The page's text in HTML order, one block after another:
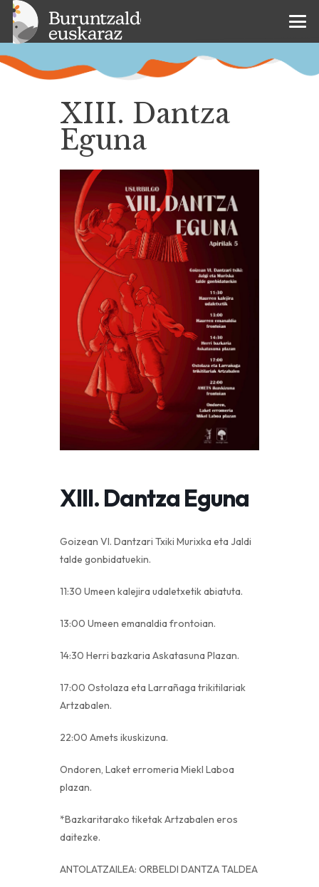
XIII. Dantza
Eguna
XIII. Dantza Eguna
Goizean VI. Dantzari Txiki Murixka eta Jaldi
talde gonbidatuekin.
11:30 Umeen kalejira udaletxetik abiatuta.
13:00 Umeen emanaldia frontoian.
14:30 Herri bazkaria Askatasuna Plazan.
17:00 Ostolaza eta Larrañaga trikitilariak
Artzabalen.
22:00 Amets ikuskizuna.
Ondoren, Laket erromeria Miekl Laboa
plazan.
*Bazkaritarako tiketak Artzabalen eros
daitezke.
ANTOLATZAILEA: ORBELDI DANTZA TALDEA